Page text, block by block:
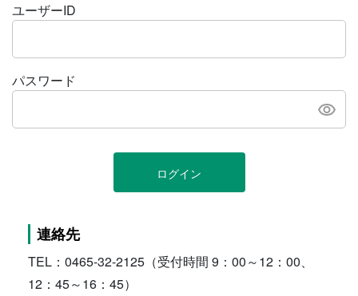
ユーザーID
パスワード
ログイン
連絡先
TEL：0465-32-2125（受付時間 9：00～12：00、
12：45～16：45）